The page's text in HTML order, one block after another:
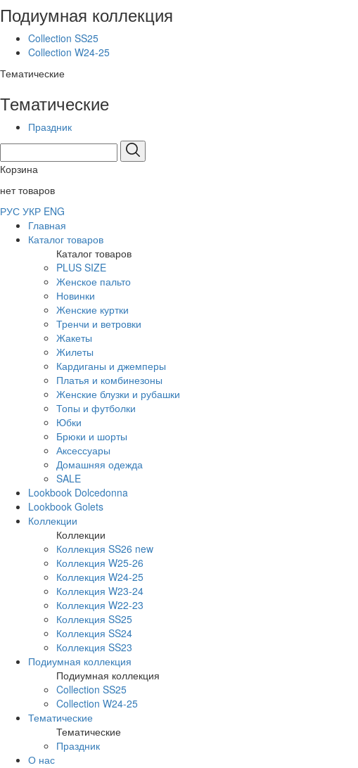
Подиумная коллекция
Collection SS25
Collection W24-25
Тематические
Тематические
Праздник
Корзина
нет товаров
РУС УКР ENG
Главная
Каталог товаров
Каталог товаров
PLUS SIZE
Женское пальто
Новинки
Женские куртки
Тренчи и ветровки
Жакеты
Жилеты
Кардиганы и джемперы
Платья и комбинезоны
Женские блузки и рубашки
Топы и футболки
Юбки
Брюки и шорты
Аксессуары
Домашняя одежда
SALE
Lookbook Dolcedonna
Lookbook Golets
Коллекции
Коллекции
Коллекция SS26 new
Коллекция W25-26
Коллекция W24-25
Коллекция W23-24
Коллекция W22-23
Коллекция SS25
Коллекция SS24
Коллекция SS23
Подиумная коллекция
Подиумная коллекция
Collection SS25
Collection W24-25
Тематические
Тематические
Праздник
О нас